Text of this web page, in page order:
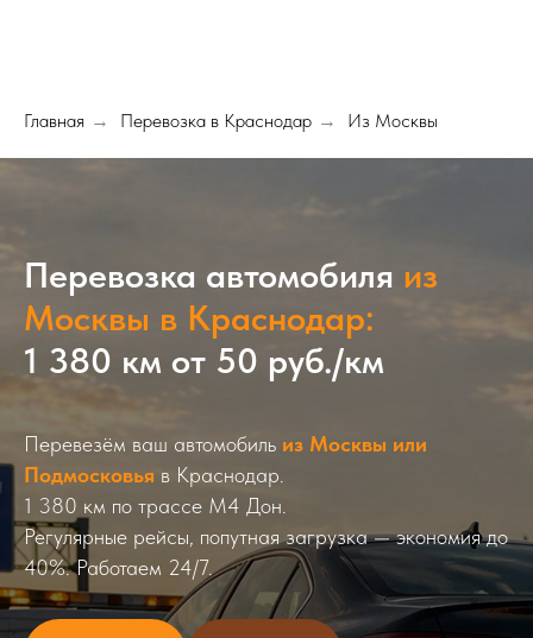
Главная → Перевозка в Краснодар → Из Москвы
Перевозка автомобиля из
Москвы в Краснодар:
1 380 км от 50 руб./км
Перевезём ваш автомобиль из Москвы или
Подмосковья в Краснодар.
1 380 км по трассе М4 Дон.
Регулярные рейсы, попутная загрузка — экономия до
40%. Работаем 24/7.